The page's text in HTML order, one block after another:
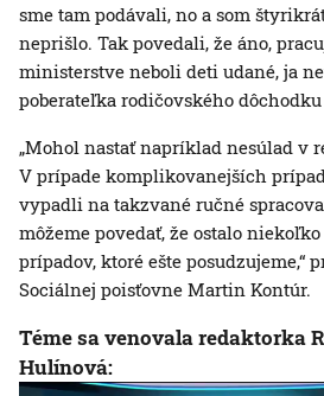
sme tam podávali, no a som
neprišlo. Tak povedali, že áno,
ministerstve neboli deti udané, ja
poberateľka rodičovského
„Mohol nastať napríklad nesúlad v
V prípade komplikovanejších
vypadli na takzvané ručné
môžeme povedať, že ostalo
prípadov, ktoré ešte posudzujeme,“
Sociálnej poisťovne Martin Kontúr.
Téme sa venovala redaktorka
Hulínová: